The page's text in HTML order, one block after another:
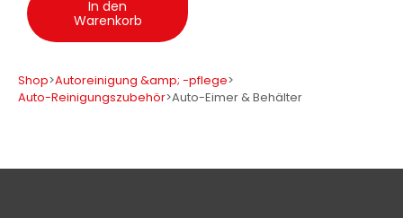
In den
Warenkorb
Shop>Autoreinigung &amp; -pflege>
Auto-Reinigungszubehör>Auto-Eimer & Behälter